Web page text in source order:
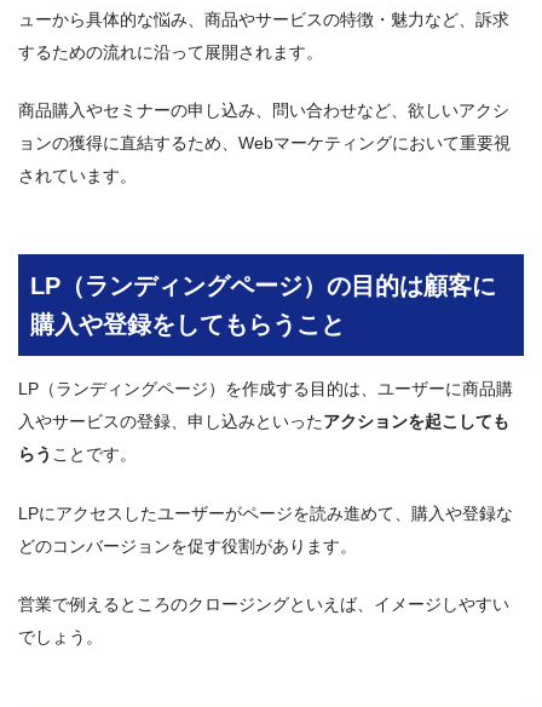
ューから具体的な悩み、商品やサービスの特徴・魅力など、訴求
するための流れに沿って展開されます。
商品購入やセミナーの申し込み、問い合わせなど、欲しいアクシ
ョンの獲得に直結するため、Webマーケティングにおいて重要視
されています。
LP（ランディングページ）の目的は顧客に
購入や登録をしてもらうこと
LP（ランディングページ）を作成する目的は、ユーザーに商品購
入やサービスの登録、申し込みといったアクションを起こしても
らう ことです。
LPにアクセスしたユーザーがページを読み進めて、購入や登録な
どのコンバージョンを促す役割があります。
営業で例えるところのクロージングといえば、イメージしやすい
でしょう。